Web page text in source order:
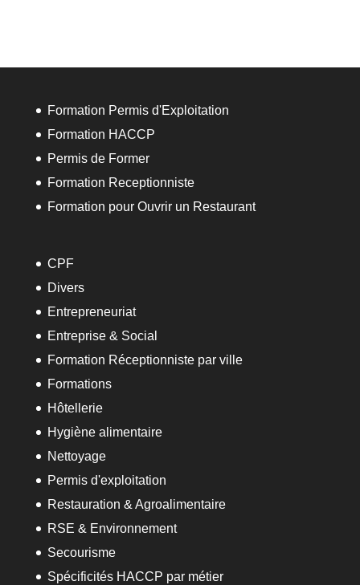
Formation Permis d'Exploitation
Formation HACCP
Permis de Former
Formation Receptionniste
Formation pour Ouvrir un Restaurant
CPF
Divers
Entrepreneuriat
Entreprise & Social
Formation Réceptionniste par ville
Formations
Hôtellerie
Hygiène alimentaire
Nettoyage
Permis d'exploitation
Restauration & Agroalimentaire
RSE & Environnement
Secourisme
Spécificités HACCP par métier